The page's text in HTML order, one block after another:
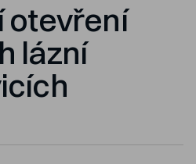
otevření
lázní